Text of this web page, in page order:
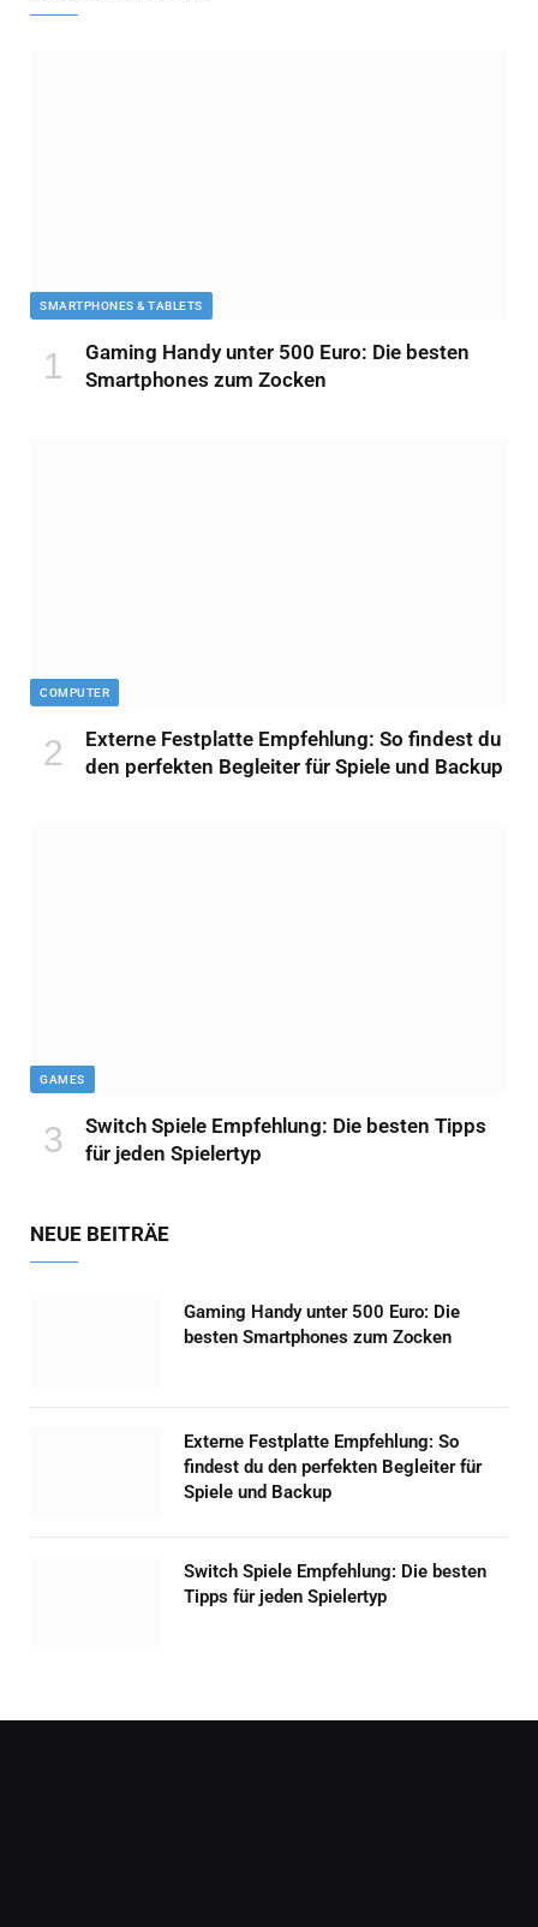
SMARTPHONES & TABLETS
Gaming Handy unter 500 Euro: Die besten
Smartphones zum Zocken
COMPUTER
Externe Festplatte Empfehlung: So findest du
den perfekten Begleiter für Spiele und Backup
GAMES
Switch Spiele Empfehlung: Die besten Tipps
für jeden Spielertyp
NEUE BEITRÄE
Gaming Handy unter 500 Euro: Die
besten Smartphones zum Zocken
Externe Festplatte Empfehlung: So
findest du den perfekten Begleiter für
Spiele und Backup
Switch Spiele Empfehlung: Die besten
Tipps für jeden Spielertyp